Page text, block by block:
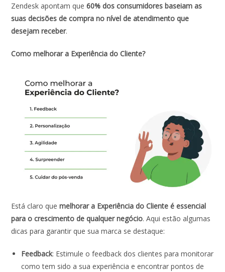
Zendesk apontam que60% dos consumidores baseiam as
suas decisões de compra no nível de atendimento que
desejam receber.
Como melhorar a Experiência do Cliente?
Está claro quemelhorar a Experiência do Cliente é essencial
para o crescimento de qualquer negócio. Aqui estão algumas
dicas para garantir que sua marca se destaque:
Feedback: Estimule o feedback dos clientes para monitorar
como tem sido a sua experiência e encontrar pontos de